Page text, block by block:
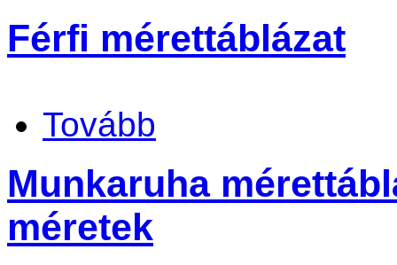
Férfi mérettáblázat
Tovább
Munkaruha
méretek